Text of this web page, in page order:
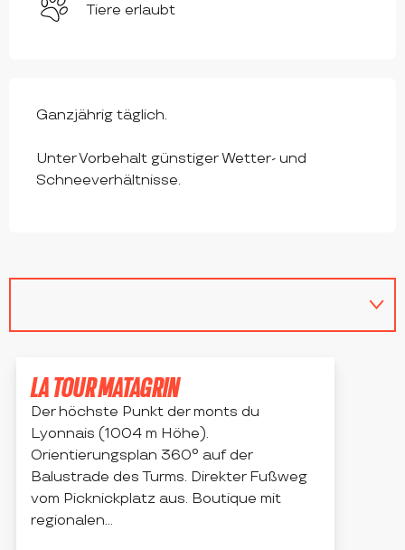
Tiere erlaubt
Ganzjährig täglich.
Unter Vorbehalt günstiger Wetter- und
Schneeverhältnisse.
LA TOUR MATAGRIN
Der höchste Punkt der monts du
Lyonnais (1004 m Höhe).
Orientierungsplan 360° auf der
Balustrade des Turms. Direkter Fußweg
vom Picknickplatz aus. Boutique mit
regionalen...